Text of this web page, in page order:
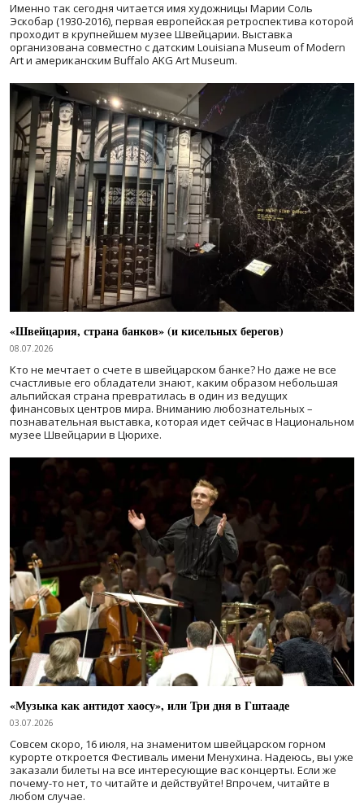
Именно так сегодня читается имя художницы Марии Соль
Эскобар (1930-2016), первая европейская ретроспектива которой
проходит в крупнейшем музее Швейцарии. Выставка
организована совместно с датским Louisiana Museum of Modern
Art и американским Buffalo AKG Art Museum.
«Швейцария, страна банков» (и кисельных берегов)
08.07.2026
Кто не мечтает о счете в швейцарском банке? Но даже не все
счастливые его обладатели знают, каким образом небольшая
альпийская страна превратилась в один из ведущих
финансовых центров мира. Вниманию любознательных –
познавательная выставка, которая идет сейчас в Национальном
музее Швейцарии в Цюрихе.
«Музыка как антидот хаосу», или Три дня в Гштааде
03.07.2026
Совсем скоро, 16 июля, на знаменитом швейцарском горном
курорте откроется Фестиваль имени Менухина. Надеюсь, вы уже
заказали билеты на все интересующие вас концерты. Если же
почему-то нет, то читайте и действуйте! Впрочем, читайте в
любом случае.